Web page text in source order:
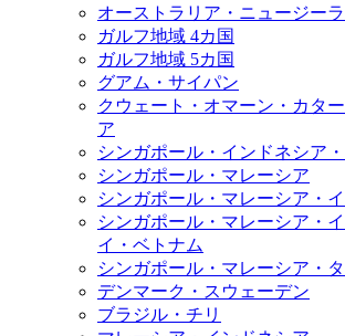
オーストラリア・ニュージー
ガルフ地域 4カ国
ガルフ地域 5カ国
グアム・サイパン
クウェート・オマーン・カタ
ア
シンガポール・インドネシア
シンガポール・マレーシア
シンガポール・マレーシア・
シンガポール・マレーシア・
イ・ベトナム
シンガポール・マレーシア・
デンマーク・スウェーデン
ブラジル・チリ